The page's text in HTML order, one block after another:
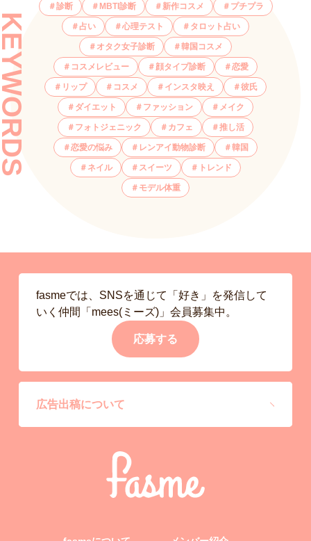
診断 MBTI診断 新作コスメ プチプラ
占い 心理テスト タロット占い
オタク女子診断 韓国コスメ
コスメレビュー 顔タイプ診断 恋愛
リップ コスメ インスタ映え 彼氏
ダイエット ファッション メイク
フォトジェニック カフェ 推し活
恋愛の悩み レンアイ動物診断 韓国
ネイル スイーツ トレンド
モデル体重
fasmeでは、SNSを通じて「好き」を発信して
いく仲間「mees(ミーズ)」会員募集中。
応募する
広告出稿について